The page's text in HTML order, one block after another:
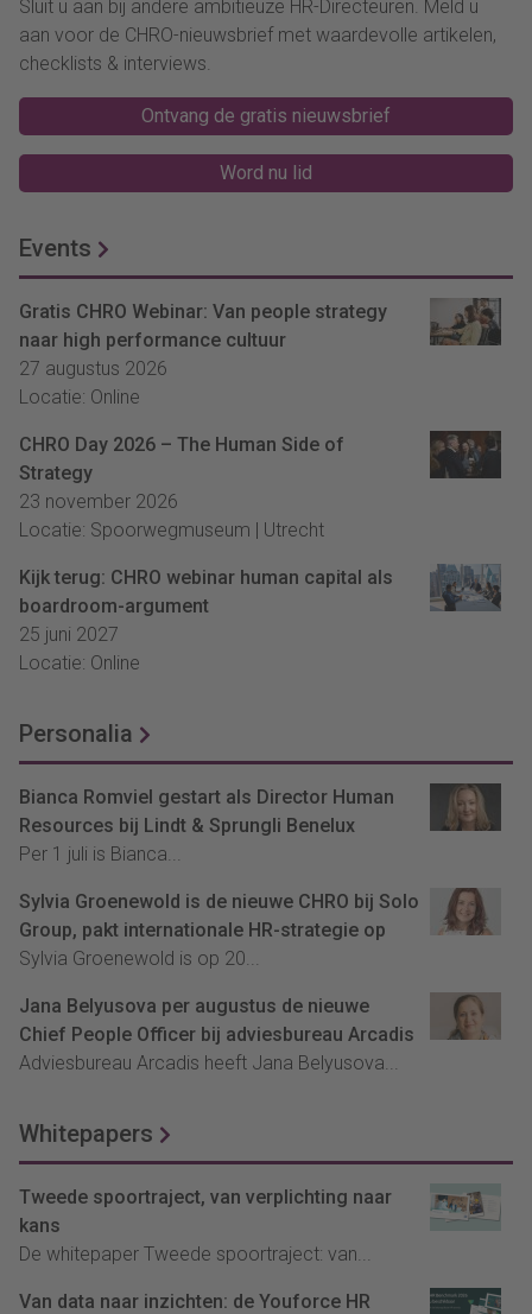
Sluit u aan bij andere ambitieuze HR-Directeuren. Meld u
aan voor de CHRO-nieuwsbrief met waardevolle artikelen,
checklists & interviews.
Ontvang de gratis nieuwsbrief
Word nu lid
Events
Gratis CHRO Webinar: Van people strategy
naar high performance cultuur
27 augustus 2026
Locatie: Online
CHRO Day 2026 – The Human Side of
Strategy
23 november 2026
Locatie: Spoorwegmuseum | Utrecht
Kijk terug: CHRO webinar human capital als
boardroom-argument
25 juni 2027
Locatie: Online
Personalia
Bianca Romviel gestart als Director Human
Resources bij Lindt & Sprungli Benelux
Per 1 juli is Bianca...
Sylvia Groenewold is de nieuwe CHRO bij Solo
Group, pakt internationale HR-strategie op
Sylvia Groenewold is op 20...
Jana Belyusova per augustus de nieuwe
Chief People Officer bij adviesbureau Arcadis
Adviesbureau Arcadis heeft Jana Belyusova...
Whitepapers
Tweede spoortraject, van verplichting naar
kans
De whitepaper Tweede spoortraject: van...
Van data naar inzichten: de Youforce HR